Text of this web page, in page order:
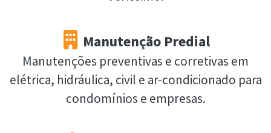
Manutenção Predial
Manutenções preventivas e corretivas em
elétrica, hidráulica, civil e ar-condicionado para
condomínios e empresas.